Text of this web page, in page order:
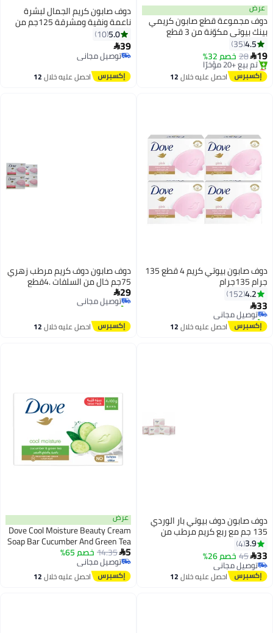
مجموعة قطع صابون كريمي
بينك بيوتي مكوّنة من 3 قطع
4.5
35

28خصم 32%
أقل سعر في 7 يوم
توصيل مجاني
تم بيع +20 مؤخرًا
احصل عليه خلال12
اغسطس
دوف صابون كريم الجمال لبشرة
ناعمة ونقية ومشرقة 125جم من
5.0
10

توصيل مجاني
توصيل مجاني
احصل عليه خلال12
اغسطس
دوف صابون بيوتي كريم 4 قطع 135
4.2
152

توصيل مجاني
تم بيع +20 مؤخرًا
توصيل مجانياحصل عليه خلال12
اغسطس
دوف صابون دوف كريم مرطب زهري

توصيل مجاني
تم بيع +20 مؤخرًا
توصيل مجاني
احصل عليه خلال12
اغسطس
صابون دوف بيوتي بار الوردي
135 جم مع ربع كريم مرطب من
قطع3.9
4

45خصم 26%
توصيل مجاني
توصيل مجانياحصل عليه خلال12
اغسطس
عرض
Dove Cool Moisture Beauty Cream
Soap Bar Cucumber And Green Tea
14.35خصم 65%
توصيل مجاني
توصيل مجانياحصل عليه خلال12
اغسطس